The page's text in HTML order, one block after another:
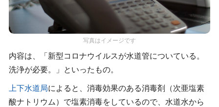
写真はイメージです
内容は、「新型コロナウイルスが水道管についている。
洗浄が必要。」といったもの。
上下水道局によると、消毒効果のある消毒剤（次亜塩素
酸ナトリウム）で塩素消毒をしているので、水道水から